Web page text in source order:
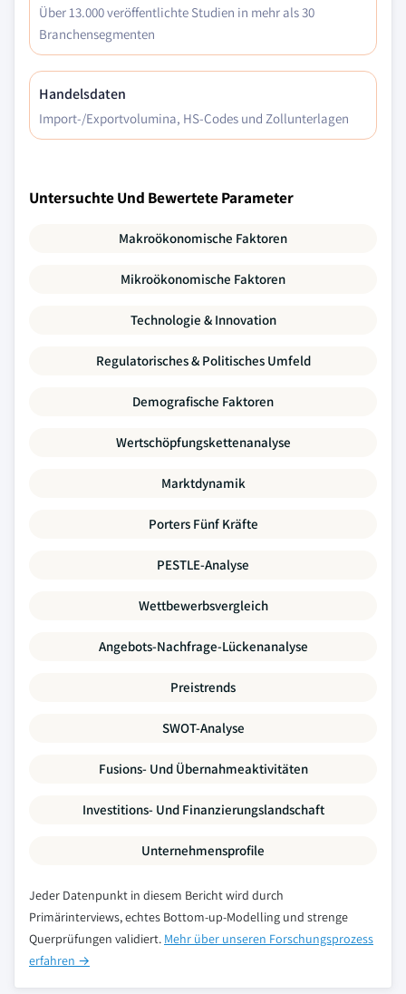
Über 13.000 veröffentlichte Studien in mehr als 30
Branchensegmenten
Handelsdaten
Import-/Exportvolumina, HS-Codes und Zollunterlagen
Untersuchte Und Bewertete Parameter
Makroökonomische Faktoren
Mikroökonomische Faktoren
Technologie & Innovation
Regulatorisches & Politisches Umfeld
Demografische Faktoren
Wertschöpfungskettenanalyse
Marktdynamik
Porters Fünf Kräfte
PESTLE-Analyse
Wettbewerbsvergleich
Angebots-Nachfrage-Lückenanalyse
Preistrends
SWOT-Analyse
Fusions- Und Übernahmeaktivitäten
Investitions- Und Finanzierungslandschaft
Unternehmensprofile
Jeder Datenpunkt in diesem Bericht wird durch
Primärinterviews, echtes Bottom-up-Modelling und strenge
Querprüfungen validiert. Mehr über unseren Forschungsprozess
erfahren →